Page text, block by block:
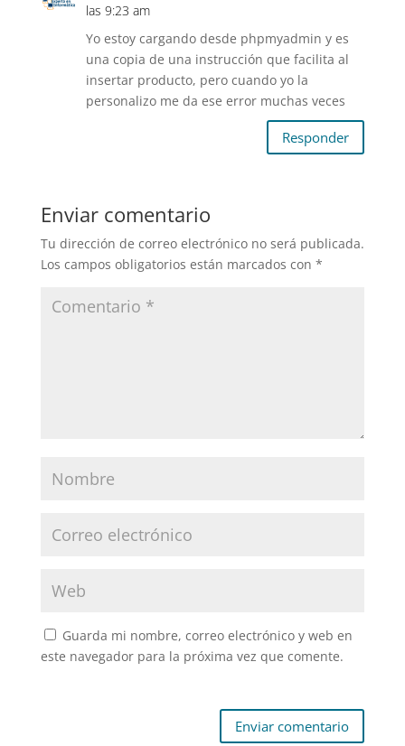
las 9:23 am
Yo estoy cargando desde phpmyadmin y es
una copia de una instrucción que facilita al
insertar producto, pero cuando yo la
personalizo me da ese error muchas veces
Responder
Enviar comentario
Tu dirección de correo electrónico no será publicada.
Los campos obligatorios están marcados con *
Guarda mi nombre, correo electrónico y web en
este navegador para la próxima vez que comente.